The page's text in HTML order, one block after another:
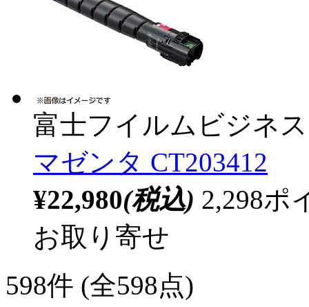
富士フイルムビジネ
マゼンタ CT203412
¥22,980(税込) 2,298ポ
お取り寄せ
598件 (全598点)